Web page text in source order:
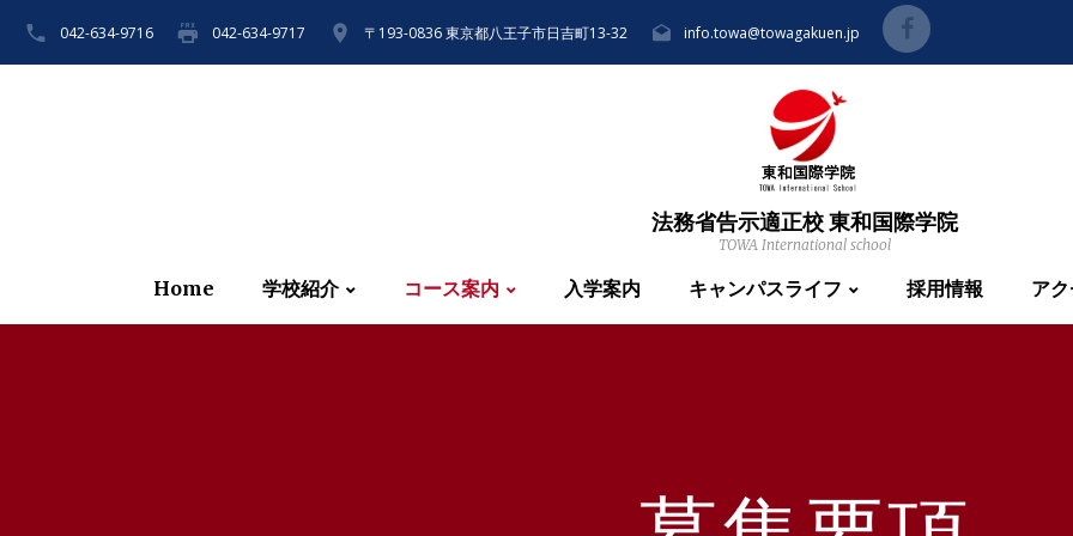
042-634-9716 042-634-9717 〒193-0836 東京都八王子市日吉町13-32 info.towa@towagakuen.jp
法務省告示適正校 東和国際学院
TOWA International school
Home 学校紹介 コース案内 入学案内 キャンパスライフ 採用情報 ア